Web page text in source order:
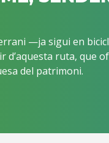
—ja sigui en
d’aquesta ruta, que
del patrimoni.